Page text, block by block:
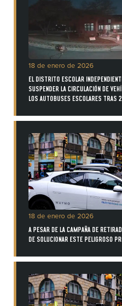
18 de enero de 2026
EL DISTRITO ESCOLAR
SUSPENDER LA CIRCULACIÓN DE
LOS AUTOBUSES ESCOLARES TRAS
18 de enero de 2026
A PESAR DE LA CAMPAÑA DE
DE SOLUCIONAR ESTE PELIGROSO